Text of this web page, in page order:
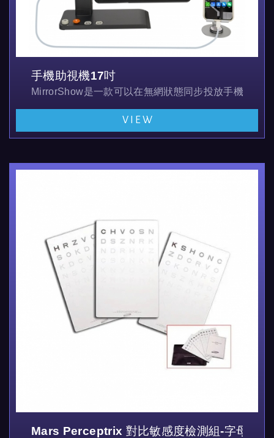
手機助視機17吋
MirrorShow是一款可以在無網狀態同步投放手機螢幕
VIEW
Mars Perceptrix 對比敏感度檢測組-字母版